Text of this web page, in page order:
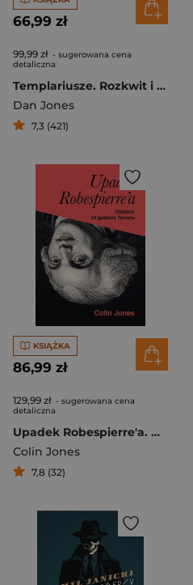
66,99 zł
99,99 zł - sugerowana cena
detaliczna
Templariusze. Rozkwit i upadek zakonu świętych wojowników
Dan Jones
7,3 (421)
KSIĄŻKA
86,99 zł
129,99 zł - sugerowana cena
detaliczna
Upadek Robespierre'a. Ostatnie 24 godziny terroru
Colin Jones
7,8 (32)